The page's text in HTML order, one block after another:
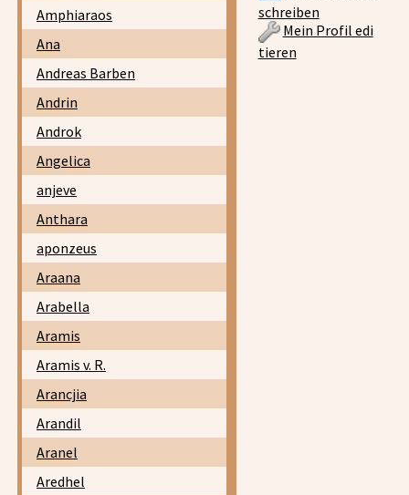
Amphiaraos
Ana
Andreas Barben
Andrin
Androk
Angelica
anjeve
Anthara
aponzeus
Araana
Arabella
Aramis
Aramis v. R.
Arancjia
Arandil
Aranel
Aredhel
schreiben
Mein Profil edi
tieren